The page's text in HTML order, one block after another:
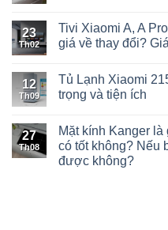
23
Th02
Tivi Xiaomi A, A
giá về thay đổi?
12
Th09
Tủ Lạnh Xiaomi
trọng và tiện ích
27
Th08
Mặt kính Kanger
có tốt không? Nếu
được không?